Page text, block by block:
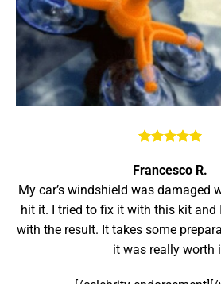
Francesco R.
My car’s windshield was damaged
hit it. I tried to fix it with this kit and
with the result. It takes some
it was really worth